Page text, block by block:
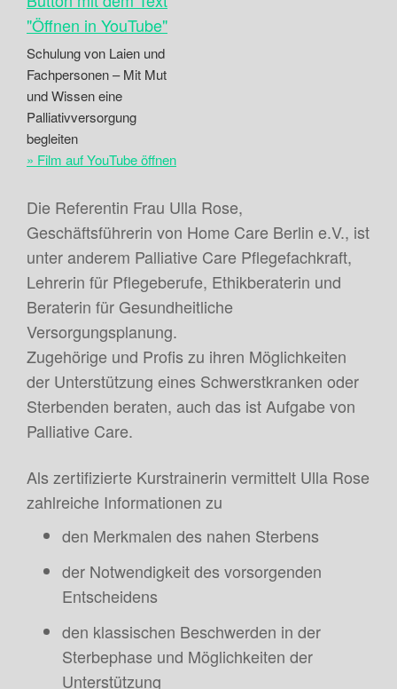
Schulung von Laien und
Fachpersonen – Mit Mut
und Wissen eine
Palliativversorgung
begleiten
» Film auf YouTube öffnen
Die Referentin Frau Ulla Rose,
Geschäftsführerin von Home Care Berlin e.V., ist
unter anderem Palliative Care Pflegefachkraft,
Lehrerin für Pflegeberufe, Ethikberaterin und
Beraterin für Gesundheitliche
Versorgungsplanung.
Zugehörige und Profis zu ihren Möglichkeiten
der Unterstützung eines Schwerstkranken oder
Sterbenden beraten, auch das ist Aufgabe von
Palliative Care.
Als zertifizierte Kurstrainerin vermittelt Ulla Rose
zahlreiche Informationen zu
den Merkmalen des nahen Sterbens
der Notwendigkeit des vorsorgenden
Entscheidens
den klassischen Beschwerden in der
Sterbephase und Möglichkeiten der
Unterstützung